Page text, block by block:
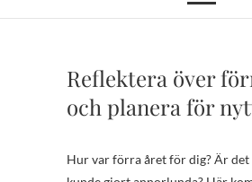
Reflektera över
och planera för
Hur var förra året för dig? Är det